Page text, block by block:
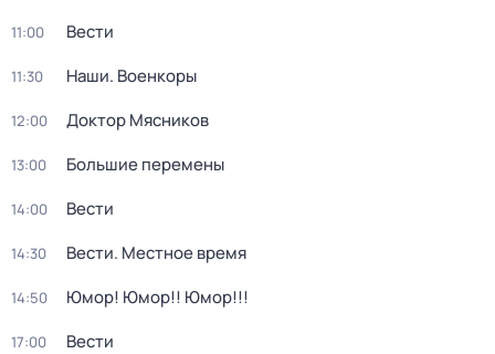
11:00 Вести
11:30 Наши. Военкоры
12:00 Доктор Мясников
13:00 Большие перемены
14:00 Вести
14:30 Вести. Местное время
14:50 Юмор! Юмор!! Юмор!!!
17:00 Вести